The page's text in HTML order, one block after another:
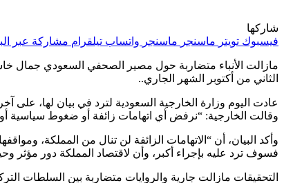
شاركها
فيسبوك تويتر ماسنجر ماسنجر واتساب تيلقرام مشاركة عبر
مازالت الأنباء متضاربة حول مصير الصحفي السعودي جمال
الثاني من أكتوبر الشهر الجاري..
عادت اليوم وزارة الخارجية السعودية لترد في بيان لها،
وقالت الخارجية: “نرفض أي اتهامات زائفة أو ضغوط سياسية
وأكد البيان، أن “الاتهامات الزائفة لن تنال من المملكة،
فسوف ترد عليه بإجراء أكبر، وأن لاقتصاد المملكة دور مؤثر
التحقيقات مازالت جارية والروايات متضاربة بين السلطات